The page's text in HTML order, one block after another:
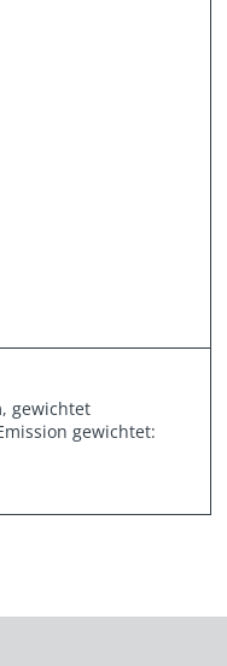
gewichtet
gewichtet: